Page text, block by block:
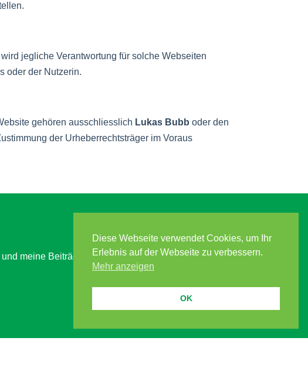
jegliche Verantwortung für solche Webseiten
oder der Nutzerin.
gehören ausschliesslich Lukas Bubb oder den
der Urheberrechtsträger im Voraus
meine Beiträge weiterverbreiten.
Diese Webseite verwendet Cookies, um Ihr
Erlebnis auf der Webseite zu verbessern.
Mehr anzeigen
OK